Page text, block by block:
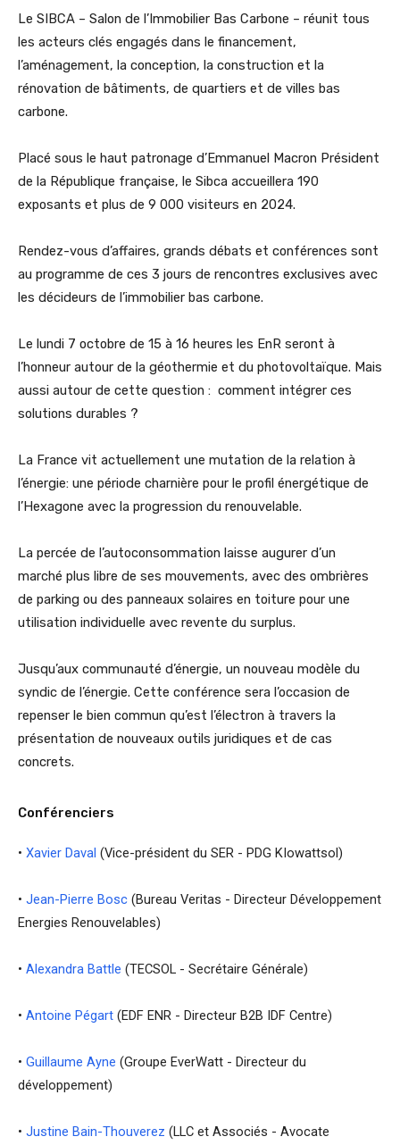
Le SIBCA – Salon de l’Immobilier Bas Carbone – réunit tous
les acteurs clés engagés dans le financement,
l’aménagement, la conception, la construction et la
rénovation de bâtiments, de quartiers et de villes bas
carbone.
Placé sous le haut patronage d’Emmanuel Macron Président
de la République française, le Sibca accueillera 190
exposants et plus de 9 000 visiteurs en 2024.
Rendez-vous d’affaires, grands débats et conférences sont
au programme de ces 3 jours de rencontres exclusives avec
les décideurs de l’immobilier bas carbone.
Le lundi 7 octobre de 15 à 16 heures les EnR seront à
l’honneur autour de la géothermie et du photovoltaïque. Mais
aussi autour de cette question : comment intégrer ces
solutions durables ?
La France vit actuellement une mutation de la relation à
l’énergie: une période charnière pour le profil énergétique de
l’Hexagone avec la progression du renouvelable.
La percée de l’autoconsommation laisse augurer d’un
marché plus libre de ses mouvements, avec des ombrières
de parking ou des panneaux solaires en toiture pour une
utilisation individuelle avec revente du surplus.
Jusqu’aux communauté d’énergie, un nouveau modèle du
syndic de l’énergie. Cette conférence sera l’occasion de
repenser le bien commun qu’est l’électron à travers la
présentation de nouveaux outils juridiques et de cas
concrets.
Conférenciers
• Xavier Daval (Vice-président du SER - PDG KIowattsol)
• Jean-Pierre Bosc (Bureau Veritas - Directeur Développement
Energies Renouvelables)
• Alexandra Battle (TECSOL - Secrétaire Générale)
• Antoine Pégart (EDF ENR - Directeur B2B IDF Centre)
• Guillaume Ayne (Groupe EverWatt - Directeur du
développement)
• Justine Bain-Thouverez (LLC et Associés - Avocate